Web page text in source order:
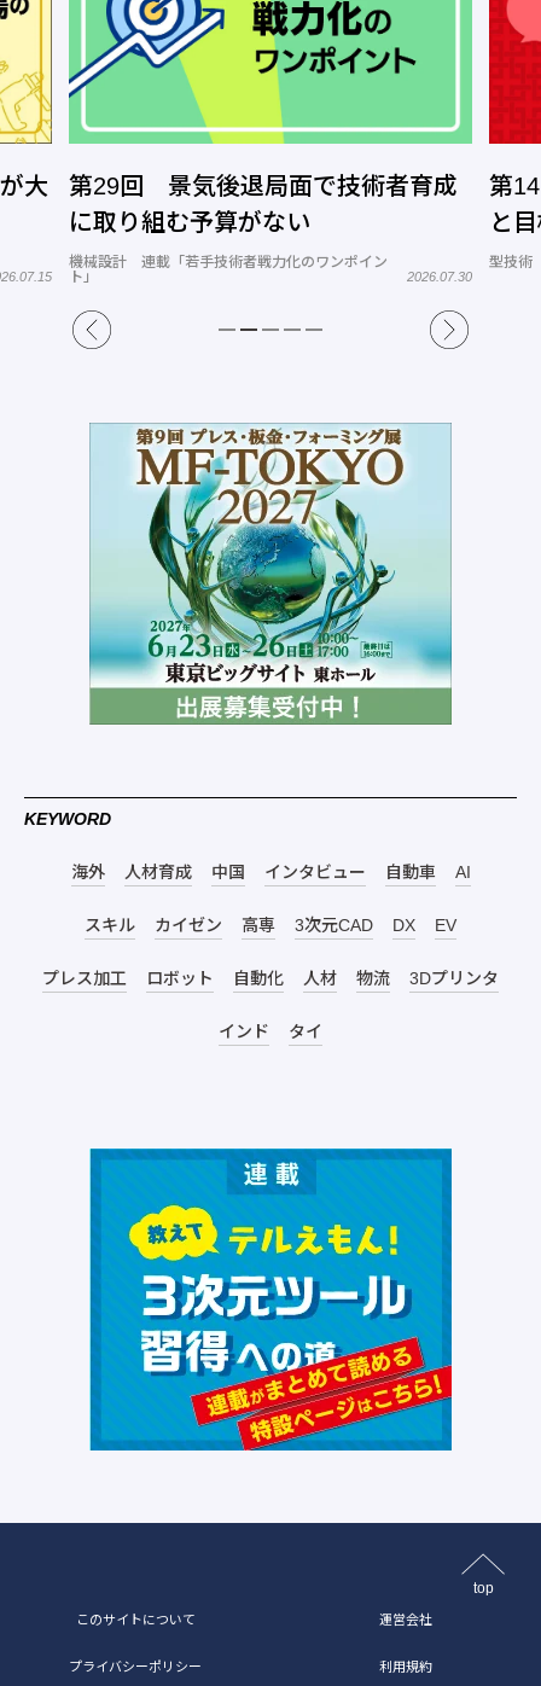
大
第29回 景気後退局面で技術者育成
に取り組む予算がない
機械設計 連載「若手技術者戦力化のワンポイン
ト」
2026.07.30
第
と
型技術
KEYWORD
海外 人材育成 中国 インタビュー 自動車 AI
スキル カイゼン 高専 3次元CAD DX EV
プレス加工 ロボット 自動化 人材 物流 3Dプリンタ
インド タイ
top
このサイトについて 運営会社
プライバシーポリシー 利用規約